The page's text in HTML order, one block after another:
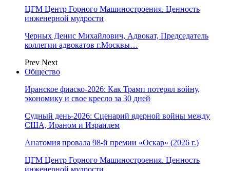
ЦГМ Центр Горного Машиностроения. Ценность
инженерной мудрости
Черных Денис Михайлович, Адвокат, Председатель
коллегии адвокатов г.Москвы…
Prev Next
Общество
Иранское фиаско-2026: Как Трамп потерял войну,
экономику и свое кресло за 30 дней
Судный день-2026: Сценарий ядерной войны между
США, Ираном и Израилем
Анатомия провала 98-й премии «Оскар» (2026 г.)
ЦГМ Центр Горного Машиностроения. Ценность
инженерной мудрости